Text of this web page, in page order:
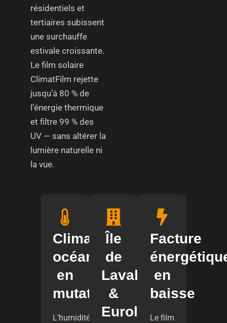
résidentiels et
tertiaires subissent
une surchauffe
estivale croissante.
Le film solaire
ClimatFilm rejette
jusqu’à 80 % de
l’énergie thermique
et filtre 99 % des
UV — sans altérer la
lumière naturelle ni
la vue.
Climat
océanique
en
mutation
L’humidité
Île
de
Laval
&
Eurolaval
Facture
en
baisse
Le film